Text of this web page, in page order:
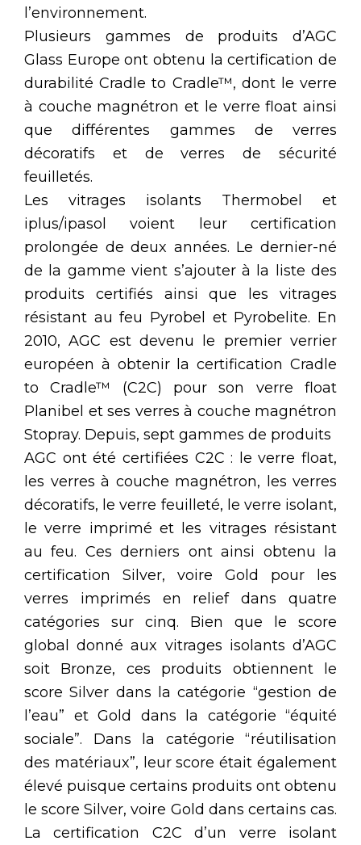
l’environnement.
Plusieurs gammes de produits d’AGC
Glass Europe ont obtenu la certification de
durabilité Cradle to Cradle™, dont le verre
à couche magnétron et le verre float ainsi
que différentes gammes de verres
décoratifs et de verres de sécurité
feuilletés.
Les vitrages isolants Thermobel et
iplus/ipasol voient leur certification
prolongée de deux années. Le dernier-né
de la gamme vient s’ajouter à la liste des
produits certifiés ainsi que les vitrages
résistant au feu Pyrobel et Pyrobelite. En
2010, AGC est devenu le premier verrier
européen à obtenir la certification Cradle
to Cradle™ (C2C) pour son verre float
Planibel et ses verres à couche magnétron
Stopray. Depuis, sept gammes de produits
AGC ont été certifiées C2C : le verre float,
les verres à couche magnétron, les verres
décoratifs, le verre feuilleté, le verre isolant,
le verre imprimé et les vitrages résistant
au feu. Ces derniers ont ainsi obtenu la
certification Silver, voire Gold pour les
verres imprimés en relief dans quatre
catégories sur cinq. Bien que le score
global donné aux vitrages isolants d’AGC
soit Bronze, ces produits obtiennent le
score Silver dans la catégorie “gestion de
l’eau” et Gold dans la catégorie “équité
sociale”. Dans la catégorie “réutilisation
des matériaux”, leur score était également
élevé puisque certains produits ont obtenu
le score Silver, voire Gold dans certains cas.
La certification C2C d’un verre isolant